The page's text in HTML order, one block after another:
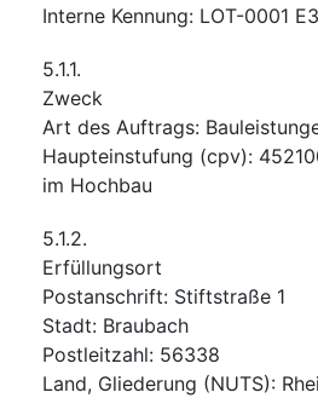
Interne Kennung: LOT-0001
5.1.1.
Zweck
Art des Auftrags:
Haupteinstufung (cpv):
im Hochbau
5.1.2.
Erfüllungsort
Postanschrift: Stiftstraße 1
Stadt: Braubach
Postleitzahl: 56338
Land, Gliederung (NUTS):